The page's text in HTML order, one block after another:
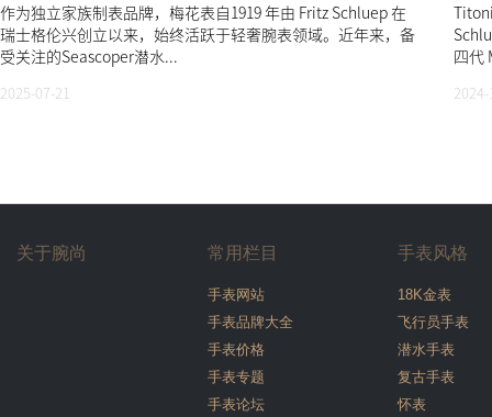
作为独立家族制表品牌，梅花表自1919 年由 Fritz Schluep 在
瑞士格伦兴创立以来，始终活跃于轻奢腕表领域。近年来，备
受关注的Seascoper潜水...
2025-07-21
四代
关于腕尚 常用栏目
手表网站
手表品牌大全
手表价格
手表专题
手表论坛
手表风格
18K金表
飞行员手表
潜水手表
复古手表
怀表